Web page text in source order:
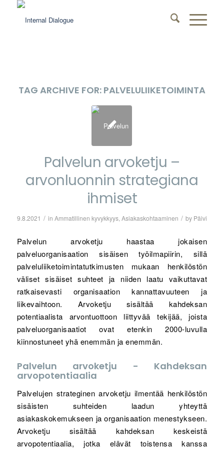
TAG ARCHIVE FOR: PALVELULIIKETOIMINTA
Palvelun arvoketju –
arvonluonnin strategiana
ihmiset
9.8.2021 / in Ammatillinen kyvykkyys, Asiakaskohtaaminen / by Päivi
Palvelun arvoketju haastaa jokaisen
palveluorganisaation sisäisen työilmapiirin, sillä
palveluliiketoimintatutkimusten mukaan henkilöstön
väliset sisäiset suhteet ja niiden laatu vaikuttavat
ratkaisevasti organisaation kannattavuuteen ja
liikevaihtoon. Arvoketju sisältää kahdeksan
potentiaalista arvontuottoon liittyvää tekijää, joista
palveluorganisaatiot ovat etenkin 2000-luvulla
kiinnostuneet yhä enemmän ja enemmän.
Palvelun arvoketju - Kahdeksan
arvopotentiaalia
Palvelujen strateginen arvoketju ilmentää henkilöstön
sisäisten suhteiden laadun yhteyttä
asiakaskokemukseen ja organisaation menestykseen.
Arvoketju sisältää kahdeksan keskeistä
arvopotentiaalia, jotka elävät toistensa kanssa